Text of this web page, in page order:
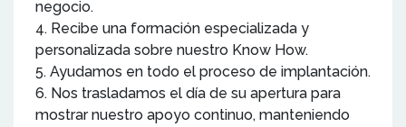
negocio.
4. Recibe una formación especializada y
personalizada sobre nuestro Know How.
5. Ayudamos en todo el proceso de implantación.
6. Nos trasladamos el día de su apertura para
mostrar nuestro apoyo continuo, manteniendo